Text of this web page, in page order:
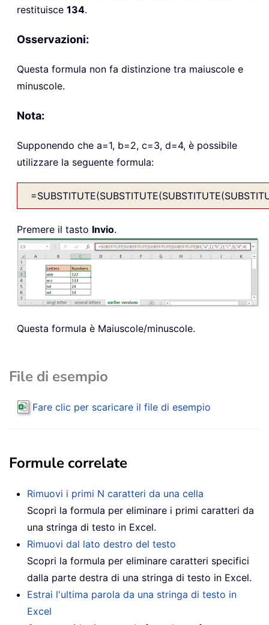
restituisce 134.
Osservazioni:
Questa formula non fa distinzione tra maiuscole e
minuscole.
Nota:
Supponendo che a=1, b=2, c=3, d=4, è possibile
utilizzare la seguente formula:
Premere il tasto Invio.
Questa formula è Maiuscole/minuscole.
File di esempio
Fare clic per scaricare il file di esempio
Formule correlate
Rimuovi i primi N caratteri da una cella
Scopri la formula per eliminare i primi caratteri da
una stringa di testo in Excel.
Rimuovi dal lato destro del testo
Scopri la formula per eliminare caratteri specifici
dalla parte destra di una stringa di testo in Excel.
Estrai l'ultima parola da una stringa di testo in
Excel